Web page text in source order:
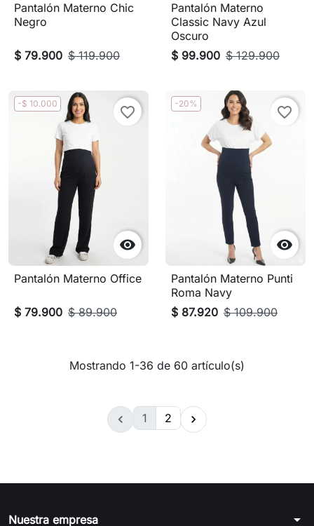
Pantalón Materno Chic
Negro
$ 79.900 $ 119.900
Pantalón Materno
Classic Navy Azul
Oscuro
$ 99.900 $ 129.900
-$ 10.000

favorite_border
Pantalón Materno Office
$ 79.900 $ 89.900
-20%

favorite_border
Pantalón Materno Punti
Roma Navy
$ 87.920 $ 109.900
Mostrando 1-36 de 60 artículo(s)
 1 2 
Nuestra empresa arrow_drop_down